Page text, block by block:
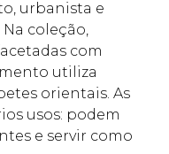
urbanista e
. Na coleção,
com
utiliza
orientais. As
usos: podem
e servir como